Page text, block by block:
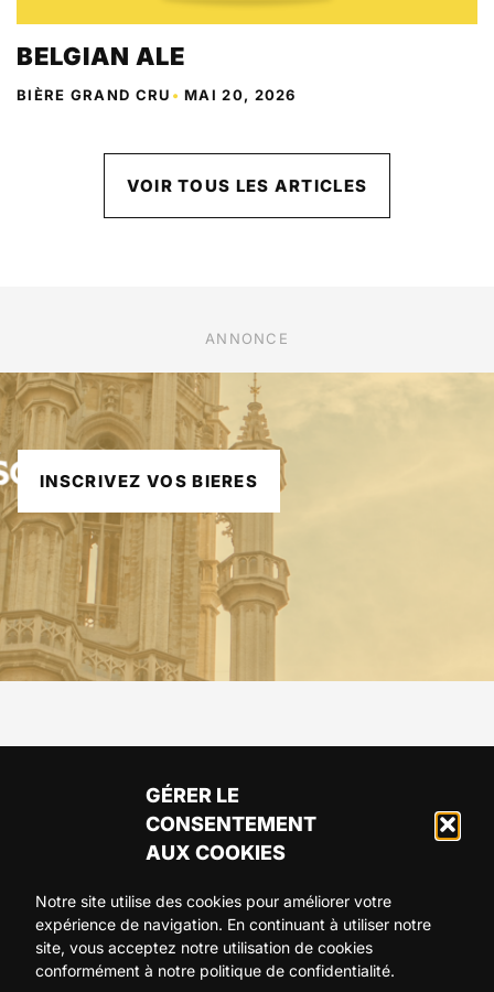
GÉRER LE
CONSENTEMENT
AUX COOKIES
Notre site utilise des cookies pour améliorer votre
expérience de navigation. En continuant à utiliser notre
site, vous acceptez notre utilisation de cookies
conformément à notre politique de confidentialité.
BELGIAN ALE
BIÈRE GRAND CRU •MAI 20, 2026
VOIR TOUS LES ARTICLES
ANNONCE
INSCRIVEZ VOS BIERES
ARTICLES AGENDA A PROPOS